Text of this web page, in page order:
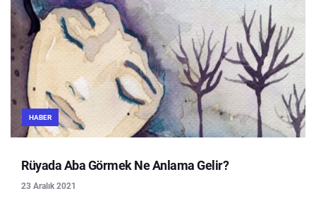
HABER
Rüyada Aba Görmek Ne Anlama Gelir?
23 Aralık 2021